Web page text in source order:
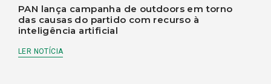
PAN lança campanha de outdoors em torno
das causas do partido com recurso à
inteligência artificial
LER NOTÍCIA